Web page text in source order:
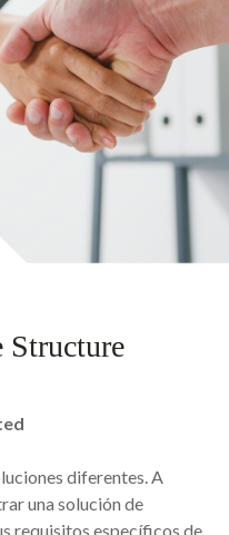
Structure
diferentes. A
una solución de
requisitos específicos de